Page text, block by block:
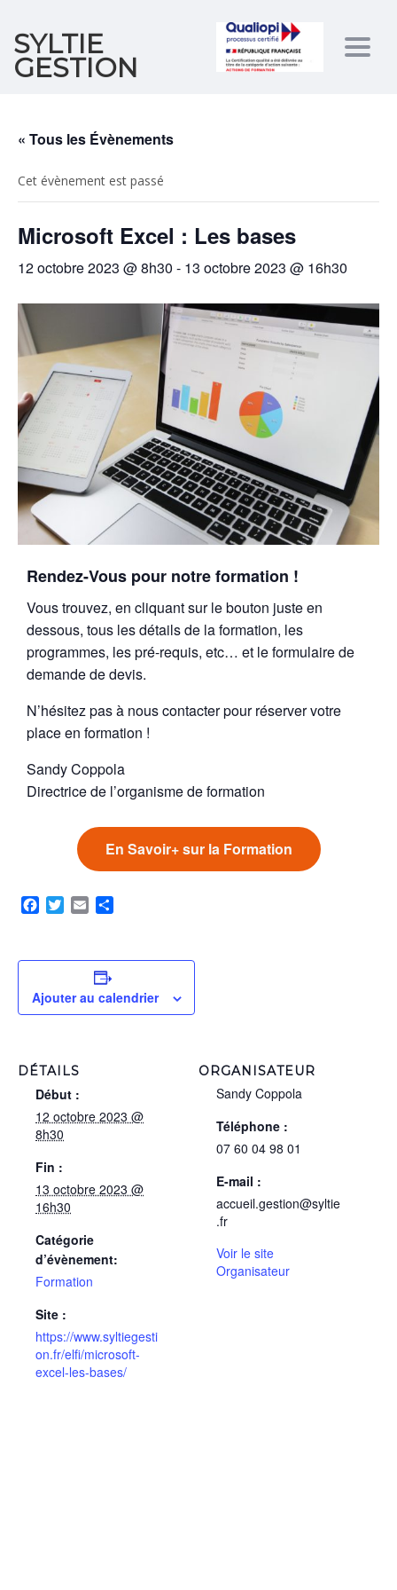
SYLTIE
GESTION
« Tous les Évènements
Cet évènement est passé
Microsoft Excel : Les bases
12 octobre 2023 @ 8h30 - 13 octobre 2023 @ 16h30
Rendez-Vous pour notre formation !
Vous trouvez, en cliquant sur le bouton juste en
dessous, tous les détails de la formation, les
programmes, les pré-requis, etc… et le formulaire de
demande de devis.
N’hésitez pas à nous contacter pour réserver votre
place en formation !
Sandy Coppola
Directrice de l’organisme de formation
En Savoir+ sur la Formation
Facebook
TwitterEmail
Ajouter au calendrier
DÉTAILS
Début :
12 octobre 2023 @
8h30
Fin :
13 octobre 2023 @
16h30
Catégorie
d’évènement:
Formation
Site :
https://www.syltiegesti
on.fr/elfi/microsoft-
excel-les-bases/
ORGANISATEUR
Sandy Coppola
Téléphone :
07 60 04 98 01
E-mail :
accueil.gestion@syltie
.fr
Voir le site
Organisateur